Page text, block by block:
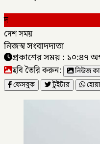
দ
দেশ সময়
নিজস্ব সংবাদদাতা
প্রকাশের সময় : ১০:৪৭
ছবি তৈরি করুন: নিউজ
ফেসবুক
টুইটার